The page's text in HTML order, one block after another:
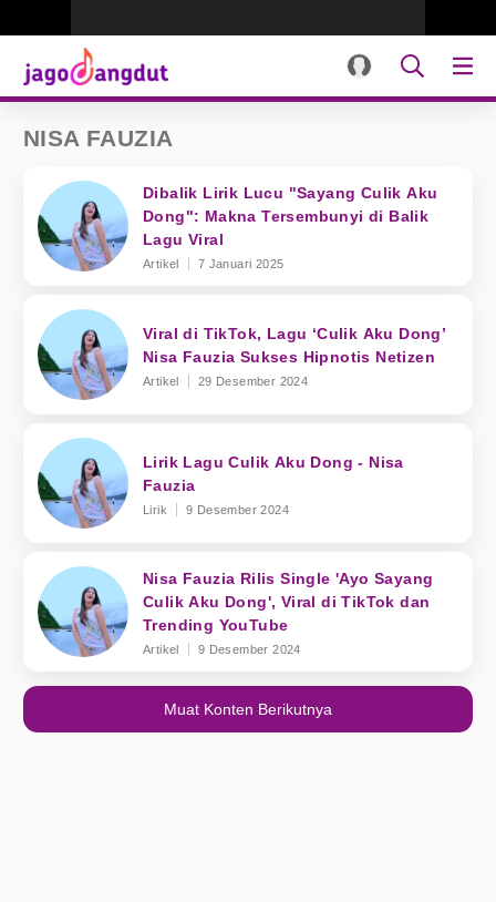
NISA FAUZIA
Dibalik Lirik Lucu "Sayang Culik Aku
Dong": Makna Tersembunyi di Balik
Lagu Viral
Artikel 7 Januari 2025
Viral di TikTok, Lagu ‘Culik Aku Dong’
Nisa Fauzia Sukses Hipnotis Netizen
Artikel 29 Desember 2024
Lirik Lagu Culik Aku Dong - Nisa
Fauzia
Lirik 9 Desember 2024
Nisa Fauzia Rilis Single 'Ayo Sayang
Culik Aku Dong', Viral di TikTok dan
Trending YouTube
Artikel 9 Desember 2024
Muat Konten Berikutnya